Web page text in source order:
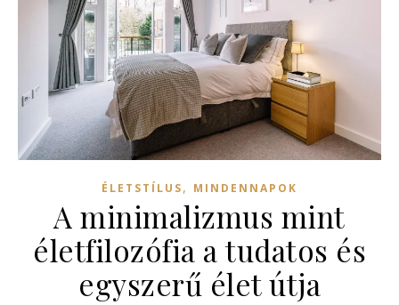
ÉLETSTÍLUS, MINDENNAPOK
A minimalizmus mint
életfilozófia a tudatos és
egyszerű élet útja